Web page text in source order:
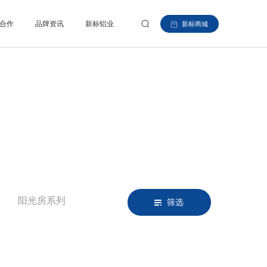
新标商城
作 品牌资讯 新标铝业
阳光房系列 筛选